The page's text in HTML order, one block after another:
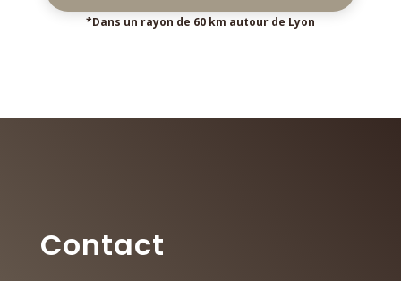
*Dans un rayon de 60 km autour de Lyon
Contact